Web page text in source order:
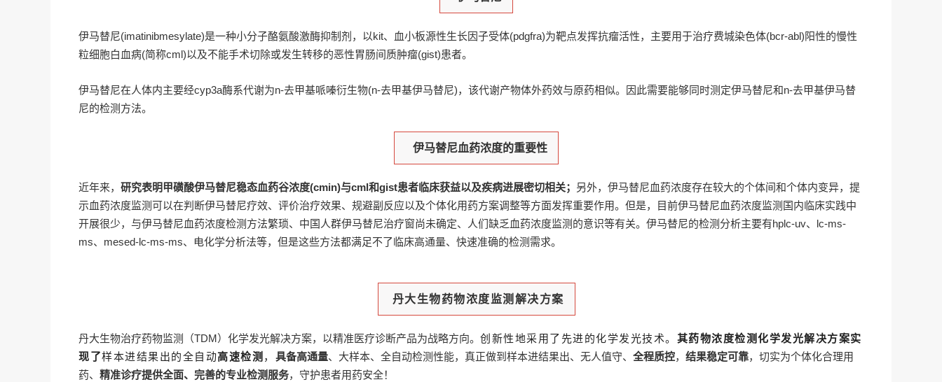
伊马替尼(imatinibmesylate)是一种小分子酪氨酸激酶抑制剂，以kit、血小板源性生长因子受体(pdgfra)为靶点发挥抗瘤活性，主要用于治疗费城染色体(bcr-abl)阳性的慢性
粒细胞白血病(简称cml)以及不能手术切除或发生转移的恶性胃肠间质肿瘤(gist)患者。
伊马替尼在人体内主要经cyp3a酶系代谢为n-去甲基哌嗪衍生物(n-去甲基伊马替尼)，该代谢产物体外药效与原药相似。因此需要能够同时测定伊马替尼和n-去甲基伊马替
尼的检测方法。
伊马替尼血药浓度的重要性
近年来， 研究表明甲磺酸伊马替尼稳态血药谷浓度(cmin)与cml和gist患者临床获益以及疾病进展密切相关； 另外，伊马替尼血药浓度存在较大的个体间和个体内变异，提
示血药浓度监测可以在判断伊马替尼疗效、评价治疗效果、规避副反应以及个体化用药方案调整等方面发挥重要作用。但是，目前伊马替尼血药浓度监测国内临床实践中
开展很少，与伊马替尼血药浓度检测方法繁琐、中国人群伊马替尼治疗窗尚未确定、人们缺乏血药浓度监测的意识等有关。伊马替尼的检测分析主要有hplc-uv、lc-ms-
ms、mesed-lc-ms-ms、电化学分析法等，但是这些方法都满足不了临床高通量、快速准确的检测需求。
丹大生物药物浓度监测解决方案
丹大生物治疗药物监测（TDM）化学发光解决方案，以精准医疗诊断产品为战略方向。 创新性地采用了先进的化学发光技术。 其药物浓度检测化学发光解决方案实
现了样本进结果出的全自动高速检测 ， 具备高通量、大样本、全自动检测性能，真正做到样本进结果出、无人值守、 全程质控， 结果稳定可靠，切实为个体化合理用
药、 精准诊疗提供全面、完善的专业检测服务，守护患者用药安全！